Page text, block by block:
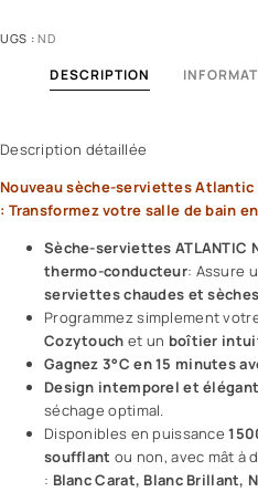
UGS :ND
DESCRIPTION
Description détaillée
Nouveau sèche-serviettes
: Transformez votre salle de bain
Sèche-serviettes ATLANTIC
thermo-conducteur: Assure
serviettes chaudes et sèches
Programmez simplement
Cozytouch et un boîtier
Gagnez 3°C en 15 minutes
Design intemporel et élégant
séchage optimal.
Disponibles en puissance
soufflant ou non, avec mât à
: Blanc Carat, Blanc Brillant,